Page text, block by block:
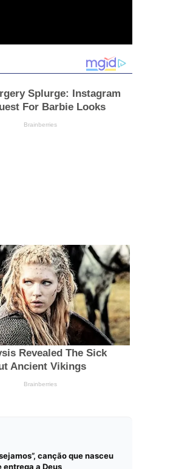
canção que nasceu
entrega a Deus